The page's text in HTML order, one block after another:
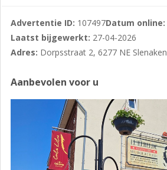
Advertentie ID: 107497Datum online:
Laatst bijgewerkt: 27-04-2026
Adres: Dorpsstraat 2, 6277 NE Slenaken
Aanbevolen voor u